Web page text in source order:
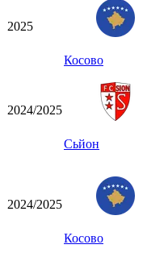
2025
Косово
2024/2025
Сьйон
2024/2025
Косово